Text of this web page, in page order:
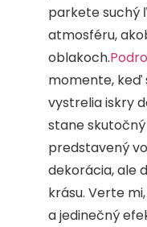
parkete suchý
atmosféru,
oblakoch.
momente, keď
vystrelia iskry
stane
predstavený
dekorácia, ale
krásu. Verte
a jedinečný